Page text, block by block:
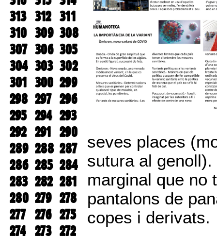
313 312 311
310 309 308
307 306 305
304 303 302
301 300 299
298 297 296
295 294 293
292 291 290
289 288 287
286 285 284
283 282 281
280 279 278
277 276 275
274 273 272
seves places
sutura al
marginal que no
pantalons de
copes i derivats.